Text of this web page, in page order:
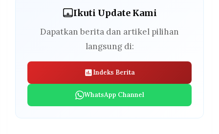
Ikuti Update Kami
Dapatkan berita dan artikel pilihan
langsung di:
Indeks Berita
WhatsApp Channel